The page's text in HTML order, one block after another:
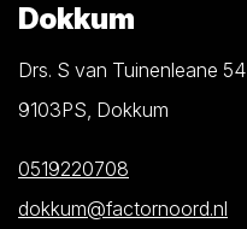
Dokkum
Drs. S van Tuinenleane 54
9103PS, Dokkum
0519220708
dokkum@factornoord.nl